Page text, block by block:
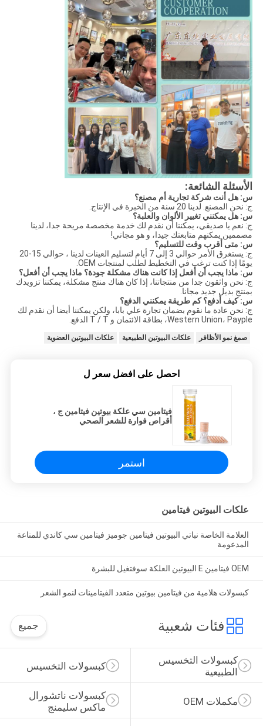
الأسئلة الشائعة:
س: هل أنت شركة تجارية أم مصنع؟
ج: نحن المصنع. لدينا 20 سنة من الخبرة في الإنتاج.
س: هل يمكنني تغيير الألوان والعلبة؟
ج: نعم يا صديقي، يمكننا أن نقدم لك خدمة مخصصة مريحة جدا، لدينا
مصممين يمكنهم متابعتك جيدا، و هو مجاني!
س: متى أقرب وقت للتسليم؟
ج: يستغرق الأمر حوالي 3 إلى 7 أيام لتسليم العينات لدينا ، حوالي 15-20
يومًا إذا كنت ترغب في التخطيط لطلب لمنتجات OEM.
س: ماذا يجب أن أفعل إذا كانت هناك مشكلة جودة؟ ماذا يجب أن أفعل؟
ج: نحن واثقون جدا من منتجاتنا، إذا كان هناك منتج مشكلة، يمكننا تزويدك
بمنتج بديل جديد مجانا.
س: كيف أدفع؟ كم طريقة يمكنني الدفع؟
ج: نحن عادة ما نقوم بضمان تجارة علي بابا، ولكن يمكننا أيضا أن نقدم لك
Western Union، Payple، بطاقة الائتمان و T / T الدفع.
صمغ نمو الأظافر علكات البيوتين الطبيعية علكات البيوتين العضوية
احصل على افضل سعر ل
فيتامين سي علكة بيوتين فيتامين ج ،
أقراص فوارة للشعر الصحي
استمر
علكات البيوتين فيتامين
العلامة الخاصة نباتي البيوتين فيتامين جوميز فيتامين سي كاندي للمناعة
المدعومة
OEM فيتامين E البيوتين العلكة سوفتغيل للبشرة
كبسولات هلامية من فيتامين بيوتين متعدد الفيتامينات لنمو الشعر
فئات شعبية جميع
كبسولات التخسيس
كبسولات التخسيس
الطبيعية
كبسولات ناتشورال
ماكس سليمنج
مكملات OEM